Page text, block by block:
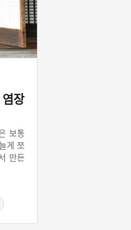
장
보통
게 쪼
만든
녔던
가리
년